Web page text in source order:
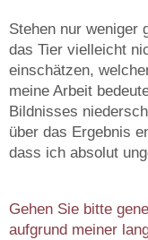
Stehen nur weniger
das Tier vielleicht
einschätzen,
meine Arbeit
Bildnisses
über das Ergebnis
dass ich absolut
Gehen Sie bitte
aufgrund meiner